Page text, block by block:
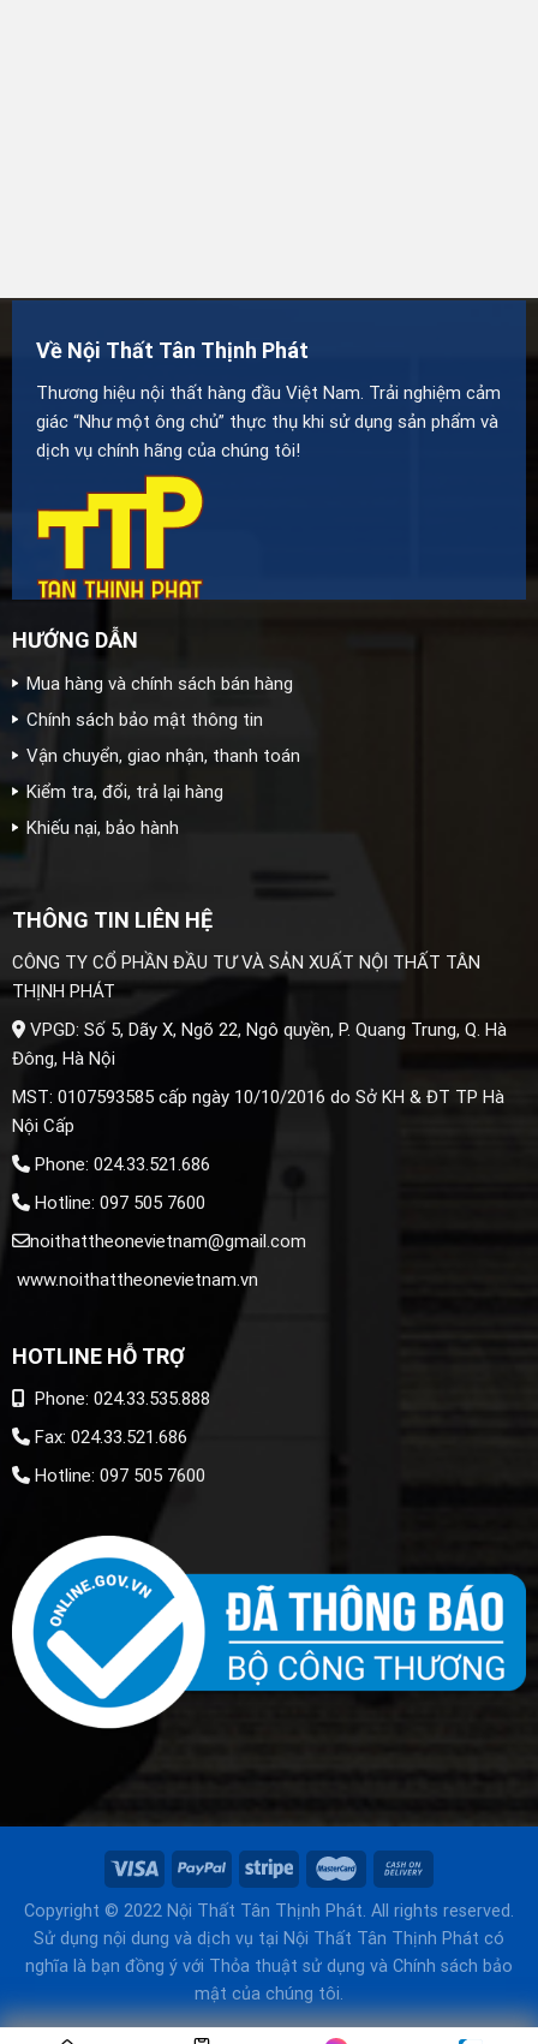
Về Nội Thất Tân Thịnh Phát
Thương hiệu nội thất hàng đầu Việt Nam. Trải nghiệm cảm
giác “Như một ông chủ” thực thụ khi sử dụng sản phẩm và
dịch vụ chính hãng của chúng tôi!
HƯỚNG DẪN
Mua hàng và chính sách bán hàng
Chính sách bảo mật thông tin
Vận chuyển, giao nhận, thanh toán
Kiểm tra, đổi, trả lại hàng
Khiếu nại, bảo hành
THÔNG TIN LIÊN HỆ
CÔNG TY CỔ PHẦN ĐẦU TƯ VÀ SẢN XUẤT NỘI THẤT TÂN
THỊNH PHÁT
VPGD: Số 5, Dãy X, Ngõ 22, Ngô quyền, P. Quang Trung, Q. Hà
Đông, Hà Nội
MST: 0107593585 cấp ngày 10/10/2016 do Sở KH & ĐT TP Hà
Nội Cấp
Phone: 024.33.521.686
Hotline: 097 505 7600
noithattheonevietnam@gmail.com
www.noithattheonevietnam.vn
HOTLINE HỖ TRỢ
Phone: 024.33.535.888
Fax: 024.33.521.686
Hotline: 097 505 7600
Copyright © 2022 Nội Thất Tân Thịnh Phát. All rights reserved.
Sử dụng nội dung và dịch vụ tại Nội Thất Tân Thịnh Phát có
nghĩa là bạn đồng ý với Thỏa thuật sử dụng và Chính sách bảo
mật của chúng tôi.